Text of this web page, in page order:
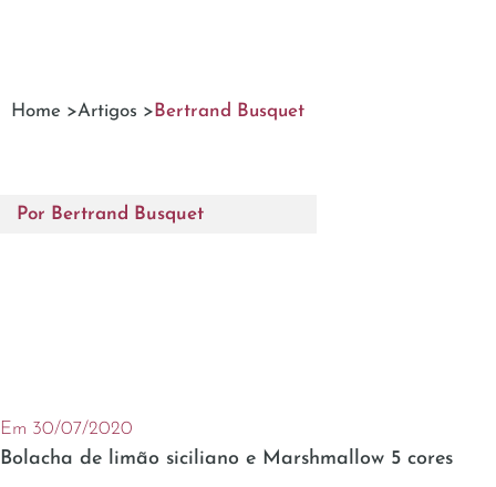
Home >Artigos > Bertrand Busquet
Por Bertrand Busquet
Em 30/07/2020
Bolacha de limão siciliano e Marshmallow 5 cores